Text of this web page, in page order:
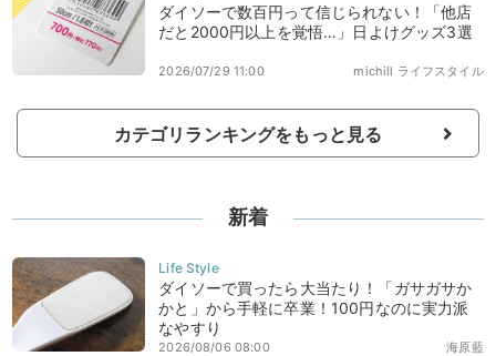
ダイソーで数百円って信じられない！「他店
だと2000円以上を覚悟…」日よけグッズ3選
michill ライフスタイル
2026/07/29 11:00
カテゴリランキングをもっと見る
新着
ダイソーで買ったら大当たり！「ガサガサか
かと」から手軽に卒業！100円なのに実力派
なやすり
海原藍
2026/08/06 08:00